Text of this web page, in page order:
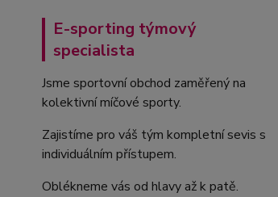
E-sporting týmový
specialista
Jsme sportovní obchod zaměřený na
kolektivní míčové sporty.
Zajistíme pro váš tým kompletní sevis s
individuálním přístupem.
Oblékneme vás od hlavy až k patě.